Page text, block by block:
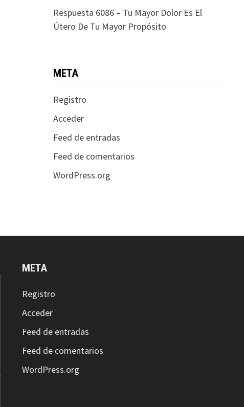
Respuesta 6086 – Tu Mayor Dolor Es El
Útero De Tu Mayor Propósito
META
Registro
Acceder
Feed de entradas
Feed de comentarios
WordPress.org
META
Registro
Acceder
Feed de entradas
Feed de comentarios
WordPress.org